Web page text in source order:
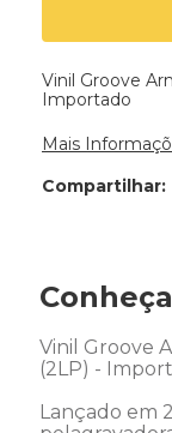
Vinil Groove
Importado
Mais
Compartilhar
Vinil Groove
(2LP) -
Lançado em